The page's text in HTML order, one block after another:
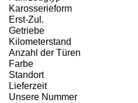
Karosserieform
Erst-Zul.
Getriebe
Kilometerstand
Anzahl der Türen
Farbe
Standort
Lieferzeit
Unsere Nummer